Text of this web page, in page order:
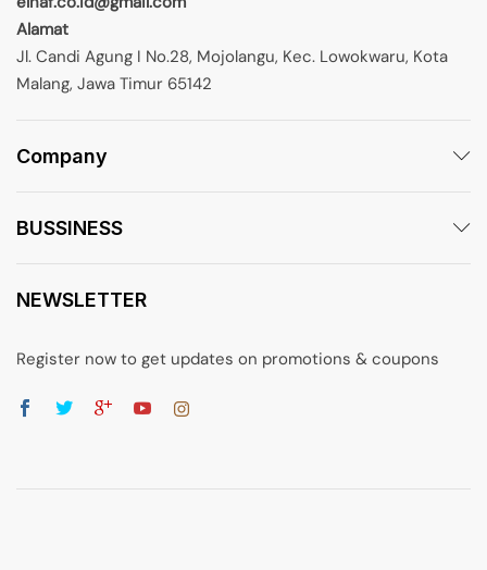
Alamat
Jl. Candi Agung I No.28, Mojolangu, Kec. Lowokwaru, Kota
Malang, Jawa Timur 65142
Company
BUSSINESS
NEWSLETTER
Register now to get updates on promotions & coupons